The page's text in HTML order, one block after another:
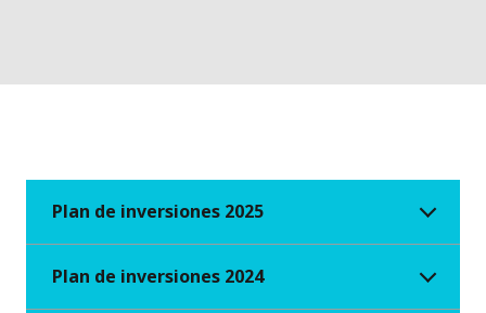
Plan de inversiones 2025
Plan de inversiones 2024